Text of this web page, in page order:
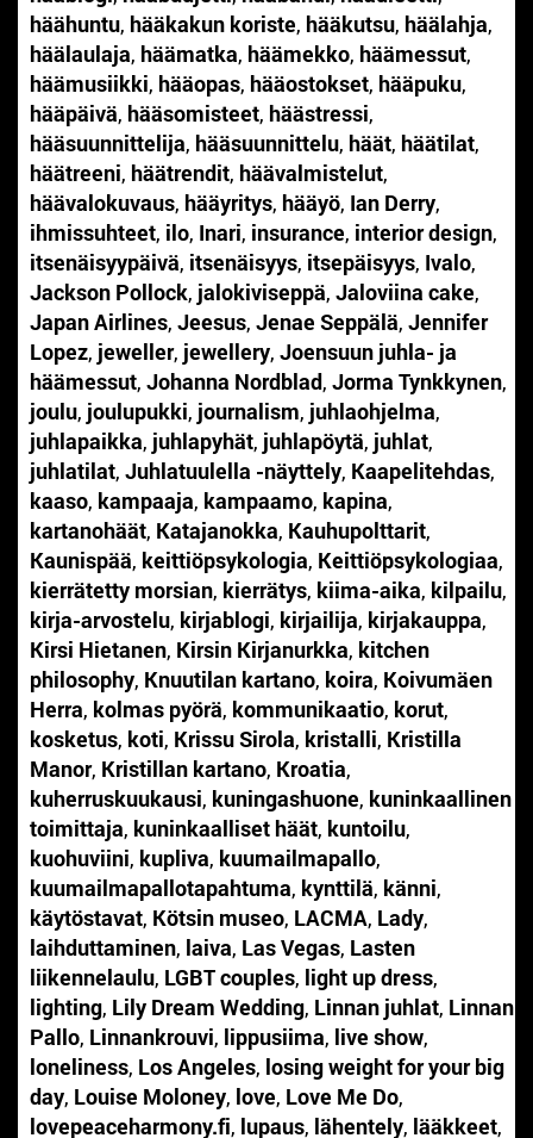
häähuntu, hääkakun koriste, hääkutsu, häälahja,
häälaulaja, häämatka, häämekko, häämessut,
häämusiikki, hääopas, hääostokset, hääpuku,
hääpäivä, hääsomisteet, häästressi,
hääsuunnittelija, hääsuunnittelu, häät, häätilat,
häätreeni, häätrendit, häävalmistelut,
häävalokuvaus, hääyritys, hääyö, Ian Derry,
ihmissuhteet, ilo, Inari, insurance, interior design,
itsenäisyypäivä, itsenäisyys, itsepäisyys, Ivalo,
Jackson Pollock, jalokiviseppä, Jaloviina cake,
Japan Airlines, Jeesus, Jenae Seppälä, Jennifer
Lopez, jeweller, jewellery, Joensuun juhla- ja
häämessut, Johanna Nordblad, Jorma Tynkkynen,
joulu, joulupukki, journalism, juhlaohjelma,
juhlapaikka, juhlapyhät, juhlapöytä, juhlat,
juhlatilat, Juhlatuulella -näyttely, Kaapelitehdas,
kaaso, kampaaja, kampaamo, kapina,
kartanohäät, Katajanokka, Kauhupolttarit,
Kaunispää, keittiöpsykologia, Keittiöpsykologiaa,
kierrätetty morsian, kierrätys, kiima-aika, kilpailu,
kirja-arvostelu, kirjablogi, kirjailija, kirjakauppa,
Kirsi Hietanen, Kirsin Kirjanurkka, kitchen
philosophy, Knuutilan kartano, koira, Koivumäen
Herra, kolmas pyörä, kommunikaatio, korut,
kosketus, koti, Krissu Sirola, kristalli, Kristilla
Manor, Kristillan kartano, Kroatia,
kuherruskuukausi, kuningashuone, kuninkaallinen
toimittaja, kuninkaalliset häät, kuntoilu,
kuohuviini, kupliva, kuumailmapallo,
kuumailmapallotapahtuma, kynttilä, känni,
käytöstavat, Kötsin museo, LACMA, Lady,
laihduttaminen, laiva, Las Vegas, Lasten
liikennelaulu, LGBT couples, light up dress,
lighting, Lily Dream Wedding, Linnan juhlat, Linnan
Pallo, Linnankrouvi, lippusiima, live show,
loneliness, Los Angeles, losing weight for your big
day, Louise Moloney, love, Love Me Do,
lovepeaceharmony.fi, lupaus, lähentely, lääkkeet,